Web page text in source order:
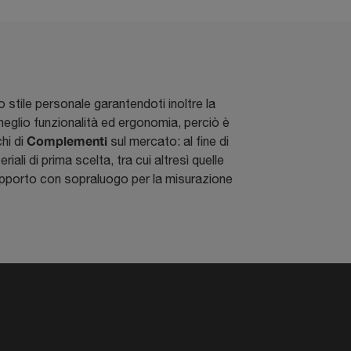
stile personale garantendoti inoltre la
funzionalità ed ergonomia, perciò è
di Complementi sul mercato: al fine di
di prima scelta, tra cui altresì quelle
con sopraluogo per la misurazione